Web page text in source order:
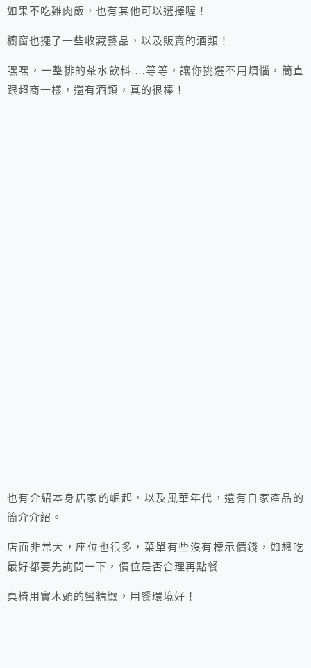
如果不吃雞肉飯，也有其他可以選擇喔！
櫥窗也擺了一些收藏藝品，以及販賣的酒類！
嘿嘿，一整排的茶水飲料….等等，讓你挑選不用煩惱，簡直
跟超商一樣，還有酒類，真的很棒！
也有介紹本身店家的崛起，以及風華年代，還有自家產品的
簡介介紹。
店面非常大，座位也很多，菜單有些沒有標示價錢，如想吃
最好都要先詢問一下，價位是否合理再點餐
桌椅用實木頭的蠻精緻，用餐環境好！